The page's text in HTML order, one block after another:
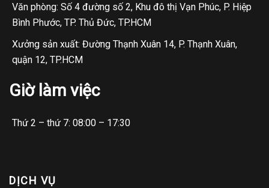
Văn phòng: Số 4 đường số 2, Khu đô thị Vạn Phúc, P. Hiệp
Bình Phước, TP. Thủ Đức, TP.HCM
Xưởng sản xuất: Đường Thạnh Xuân 14, P. Thạnh Xuân,
quận 12, TP.HCM
Giờ làm việc
Thứ 2 – thứ 7: 08:00 – 17:30
DỊCH VỤ